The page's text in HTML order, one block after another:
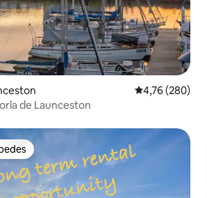
4,76 de uma
4,76 (280)
de Launceston